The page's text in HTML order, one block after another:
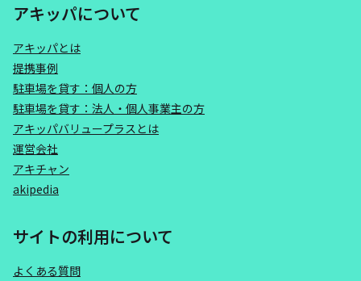
アキッパについて
アキッパとは
提携事例
駐車場を貸す：個人の方
駐車場を貸す：法人・個人事業主の方
アキッパバリュープラスとは
運営会社
アキチャン
akipedia
サイトの利用について
よくある質問